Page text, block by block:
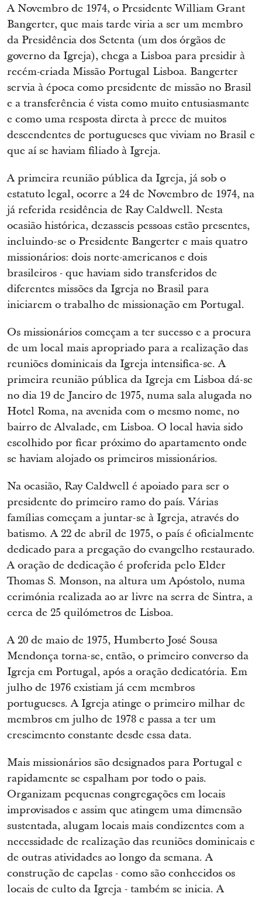
A Novembro de 1974, o Presidente William Grant
Bangerter, que mais tarde viria a ser um membro
da Presidência dos Setenta (um dos órgãos de
governo da Igreja), chega a Lisboa para presidir à
recém-criada Missão Portugal Lisboa. Bangerter
servia à época como presidente de missão no Brasil
e a transferência é vista como muito entusiasmante
e como uma resposta direta à prece de muitos
descendentes de portugueses que viviam no Brasil e
que aí se haviam filiado à Igreja.
A primeira reunião pública da Igreja, já sob o
estatuto legal, ocorre a 24 de Novembro de 1974, na
já referida residência de Ray Caldwell. Nesta
ocasião histórica, dezasseis pessoas estão presentes,
incluindo-se o Presidente Bangerter e mais quatro
missionários: dois norte-americanos e dois
brasileiros - que haviam sido transferidos de
diferentes missões da Igreja no Brasil para
iniciarem o trabalho de missionação em Portugal.
Os missionários começam a ter sucesso e a procura
de um local mais apropriado para a realização das
reuniões dominicais da Igreja intensifica-se. A
primeira reunião pública da Igreja em Lisboa dá-se
no dia 19 de Janeiro de 1975, numa sala alugada no
Hotel Roma, na avenida com o mesmo nome, no
bairro de Alvalade, em Lisboa. O local havia sido
escolhido por ficar próximo do apartamento onde
se haviam alojado os primeiros missionários.
Na ocasião, Ray Caldwell é apoiado para ser o
presidente do primeiro ramo do país. Várias
famílias começam a juntar-se à Igreja, através do
batismo. A 22 de abril de 1975, o país é oficialmente
dedicado para a pregação do evangelho restaurado.
A oração de dedicação é proferida pelo Elder
Thomas S. Monson, na altura um Apóstolo, numa
cerimónia realizada ao ar livre na serra de Sintra, a
cerca de 25 quilómetros de Lisboa.
A 20 de maio de 1975, Humberto José Sousa
Mendonça torna-se, então, o primeiro converso da
Igreja em Portugal, após a oração dedicatória. Em
julho de 1976 existiam já cem membros
portugueses. A Igreja atinge o primeiro milhar de
membros em julho de 1978 e passa a ter um
crescimento constante desde essa data.
Mais missionários são designados para Portugal e
rapidamente se espalham por todo o pais.
Organizam pequenas congregações em locais
improvisados e assim que atingem uma dimensão
sustentada, alugam locais mais condizentes com a
necessidade de realização das reuniões dominicais e
de outras atividades ao longo da semana. A
construção de capelas - como são conhecidos os
locais de culto da Igreja - também se inicia. A